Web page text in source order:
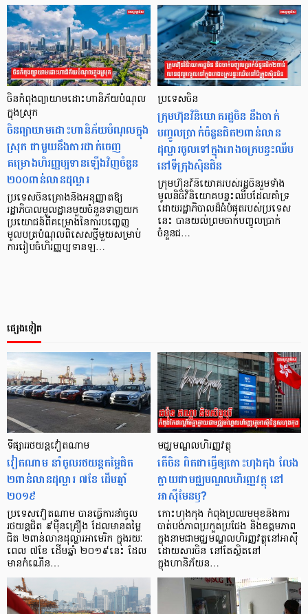
ចិនកំពុងព្យាយាមដោះហានិភ័យបំណុល
ក្នុងស្រុក
ចិនព្យាយាមដោះហានិភ័យបំណុលក្នុង
ស្រុក ជាមួយនឹងការដាក់ចេញ
គម្រោងហិរញ្ញប្បទានឡើងវិញចំនួន
២០០ពាន់លានដុល្លារ
ប្រទេសចិនគ្រោងនឹងអនុញ្ញាតឱ្យ
រដ្ឋាភិបាលមូលដ្ឋានមួយចំនួនទាញយក
ប្រយោជន៍ពីគម្រោងនៃការបញ្ចេញ
មូលបត្របំណុលពិសេសថ្មីមួយសម្រាប់
ការរៀបចំហិរញ្ញប្បទានឡ…
ប្រទេសចិន
ក្រុមហ៊ុនវិនិយោគរដ្ឋចិន នឹងចាក់
បញ្ចូលប្រាក់ចំនួនជិត២ពាន់លាន
ដុល្លារចូលទៅក្នុងរោងចក្របន្ទះឈីប
នៅទីក្រុងស៊ិនជិន
ក្រុមហ៊ុនវិនិយោគរបស់រដ្ឋចិនរួមទាំង
មូលនិធិវិនិយោគបន្ទះឈីបដែលគាំទ្រ
ដោយរដ្ឋាភិបាលដ៏ធំបំផុតរបស់ប្រទេស
នេះ បានយល់ព្រមចាក់បញ្ចូលប្រាក់
ចំនួនជ…
ផ្សេងទៀត
ទីផ្សារ​រថយន្ដ​វៀតណាម​
វៀតណាម នាំចូលរថយន្តតម្លៃជិត
២ពាន់លានដុល្លារ ៧ខែ ដើមឆ្នាំ
២០១៩
ប្រទេសវៀតណាម បានធ្វើការនាំចូល
រថយន្តជិត ៩ម៉ឺនគ្រឿង ដែលមានតម្លៃ
ជិត ២ពាន់លានដុល្លារអាមេរិក ក្នុងរយៈ
ពេល ៧ខែ ដើមឆ្នាំ ២០១៩នេះ ដែល
មានកំណើន…
មជ្ឈមណ្ឌលហិរញ្ញវត្ថុ
តើចិន ពិតជាធ្វើឲ្យកោះហុងកុង លែង
ក្លាយជាមជ្ឈមណ្ឌលហិរញ្ញវត្ថុ នៅ
អាស៊ីមែនឫ?
កោះហុងកុង កំពុងប្រឈមមុខនឹងការ
បាត់បង់ភាពប្រកួតប្រជែង និងឧត្តមភាព
ក្នុងនាមជាមជ្ឈមណ្ឌលហិរញ្ញវត្ថុនៅអាស៊ី
ដោយសារចិន នៅតែស្ថិតនៅ
ក្នុងហានិភ័យន…